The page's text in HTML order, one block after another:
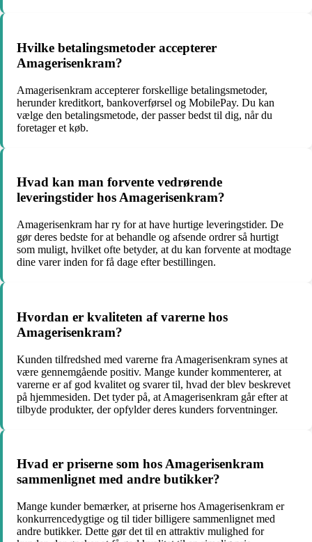
Hvilke betalingsmetoder accepterer
Amagerisenkram?
Amagerisenkram accepterer forskellige betalingsmetoder,
herunder kreditkort, bankoverførsel og MobilePay. Du kan
vælge den betalingsmetode, der passer bedst til dig, når du
foretager et køb.
Hvad kan man forvente vedrørende
leveringstider hos Amagerisenkram?
Amagerisenkram har ry for at have hurtige leveringstider. De
gør deres bedste for at behandle og afsende ordrer så hurtigt
som muligt, hvilket ofte betyder, at du kan forvente at modtage
dine varer inden for få dage efter bestillingen.
Hvordan er kvaliteten af varerne hos
Amagerisenkram?
Kunden tilfredshed med varerne fra Amagerisenkram synes at
være gennemgående positiv. Mange kunder kommenterer, at
varerne er af god kvalitet og svarer til, hvad der blev beskrevet
på hjemmesiden. Det tyder på, at Amagerisenkram går efter at
tilbyde produkter, der opfylder deres kunders forventninger.
Hvad er priserne som hos Amagerisenkram
sammenlignet med andre butikker?
Mange kunder bemærker, at priserne hos Amagerisenkram er
konkurrencedygtige og til tider billigere sammenlignet med
andre butikker. Dette gør det til en attraktiv mulighed for